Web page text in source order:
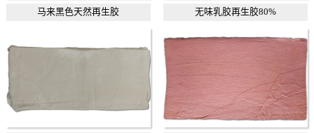
马来黑色天然再生胶 无味乳胶再生胶80%